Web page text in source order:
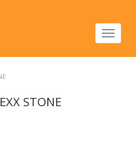
Toggle
STONE